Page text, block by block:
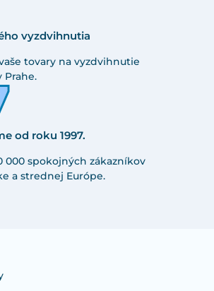
vyzdvihnutia
tovary na vyzdvihnutie
Prahe.
od roku 1997.
000 spokojných zákazníkov
a strednej Európe.